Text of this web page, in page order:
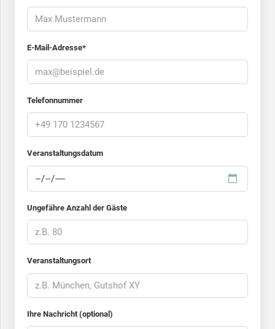
E-Mail-Adresse*
Telefonnummer
Veranstaltungsdatum
Ungefähre Anzahl der Gäste
Veranstaltungsort
Ihre Nachricht (optional)